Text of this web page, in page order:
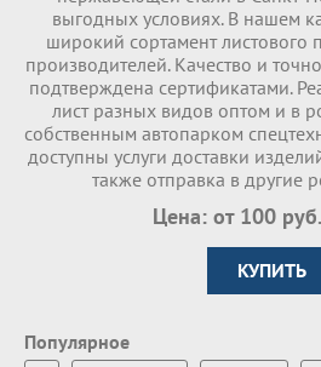
выгодных условиях. В нашем
широкий сортамент листового
производителей. Качество и
подтверждена сертификатами.
лист разных видов оптом и в
собственным автопарком
доступны услуги доставки
также отправка в другие
Цена: от 100
КУПИТЬ
Популярное